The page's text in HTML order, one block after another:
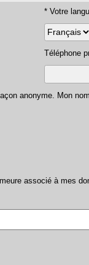
* Votre
Téléphone
anonyme. Mon
associé à mes